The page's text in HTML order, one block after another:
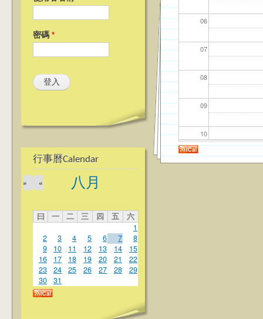
密碼 *
行事曆Calendar
八月
«
»
曰 一 二 三 四 五
六
1
2
3 4 5 6 7
8
9
10 11 12 13 14
15
16
17 18 19 20 21
22
23
24 25 26 27 28
29
30
31
06
07
08
09
10
11